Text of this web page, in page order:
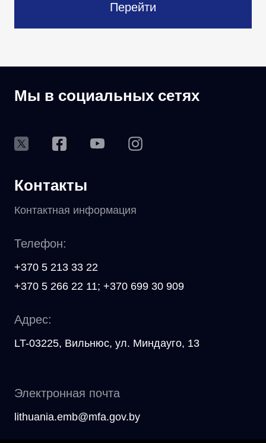
Перейти
Мы в социальных сетях
Контакты
Контактная информация
Телефон:
+370 5 213 33 22
+370 5 266 22 11; +370 699 30 909
Адрес:
LT-03225, Вильнюс, ул. Миндауго, 13
Электронная почта
lithuania.emb@mfa.gov.by